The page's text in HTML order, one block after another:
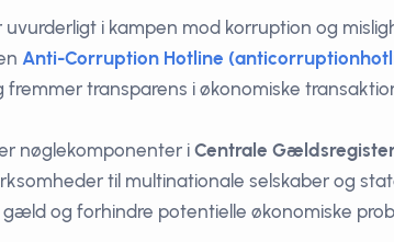
i kampen mod korruption og
Anti-Corruption Hotline
transparens i økonomiske
nøglekomponenter i Centrale
til multinationale selskaber og
og forhindre potentielle økonomiske